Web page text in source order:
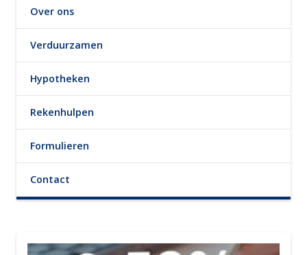
Over ons
Verduurzamen
Hypotheken
Rekenhulpen
Formulieren
Contact